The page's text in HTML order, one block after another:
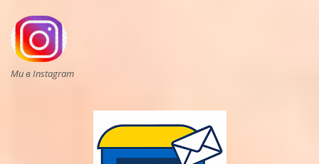
Ми в Instagram